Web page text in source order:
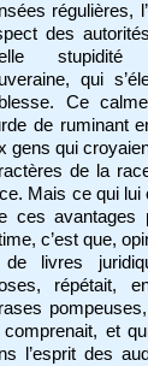
régulières,
des
stupidité
qui
Ce
de ruminant
gens qui
de la
Mais ce qui lui
ces avantages
c’est que,
livres
répétait,
comprenait, et
l’esprit des